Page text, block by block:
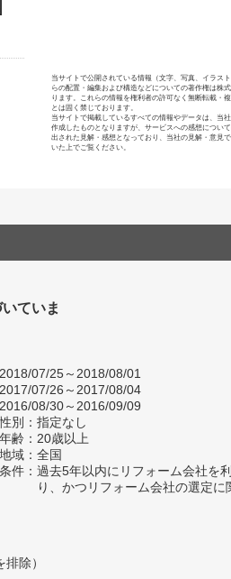
当サイトで公開されている情報（文字、写真、イラス
らの配置・編集および構造などについての著作権は株
ります。これらの情報を権利者の許可なく無断転載・
とは固く禁じております。
当サイトで掲載しているすべての情報やデータは、当
作成したものとなりますが、サービスへの感想につい
出された見解・感想となっており、当社の見解・意見
いた上でご覧ください。
ていま
2018/07/25～2018/08/01
2017/07/26～2017/08/04
2016/08/30～2016/09/09
性別：指定なし
年齢：20歳以上
地域：全国
条件：過去5年以内にリフォーム会社を
り、かつリフォーム会社の選定に
除）